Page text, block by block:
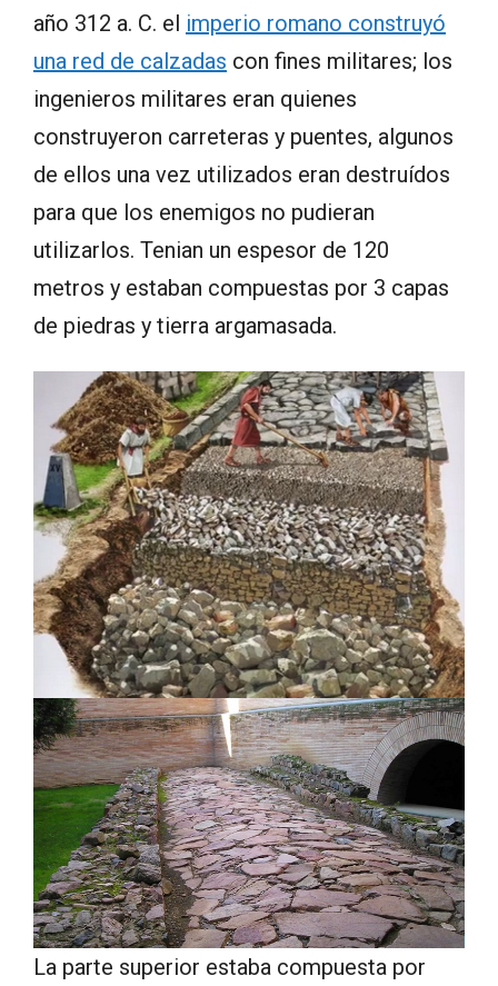
año 312 a. C. el imperio romano construyó
una red de calzadas con fines militares; los
ingenieros militares eran quienes
construyeron carreteras y puentes, algunos
de ellos una vez utilizados eran destruídos
para que los enemigos no pudieran
utilizarlos. Tenian un espesor de 120
metros y estaban compuestas por 3 capas
de piedras y tierra argamasada.
La parte superior estaba compuesta por